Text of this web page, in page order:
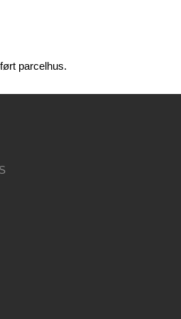
parcelhus.